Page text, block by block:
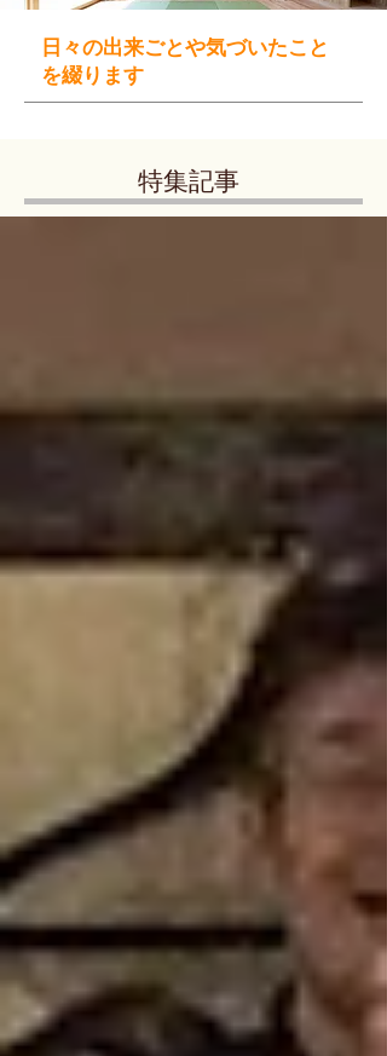
日々の出来ごとや気づいたこと
を綴ります
特集記事